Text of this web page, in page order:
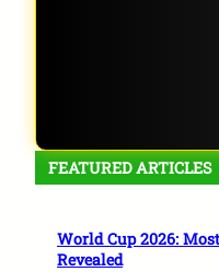
FEATURED ARTICLES
World Cup 2026:
Revealed